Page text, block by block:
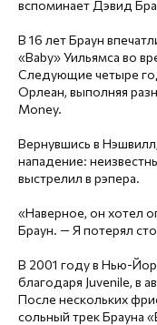
вспоминает Дэвид
В 16 лет Браун
«Baby» Уильямса во
Следующие четыре
Орлеан, выполняя
Money.
Вернувшись в
нападение:
выстрелил в рэпера.
«Наверное, он хотел
Браун. — Я потерял
В 2001 году в Нью-
благодаря Juvenile, в
После нескольких
сольный трек Брауна